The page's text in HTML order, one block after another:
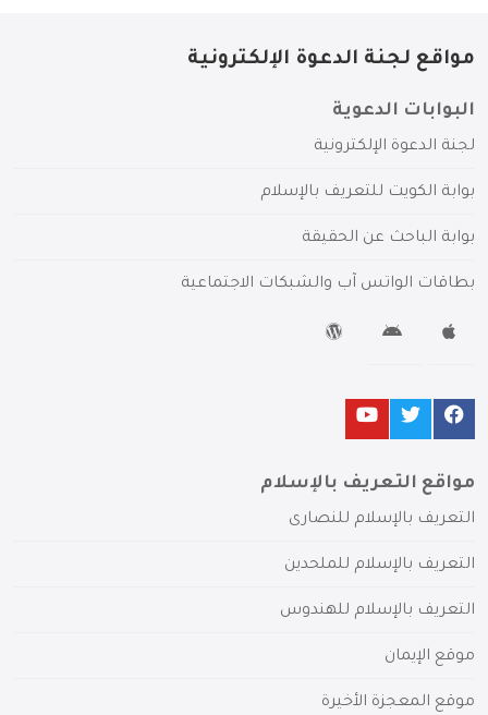
مواقع لجنة الدعوة الإلكترونية
البوابات الدعوية
لجنة الدعوة الإلكترونية
بوابة الكويت للتعريف بالإسلام
بوابة الباحث عن الحقيقة
بطاقات الواتس آب والشبكات الاجتماعية
مواقع التعريف بالإسلام
التعريف بالإسلام للنصارى
التعريف بالإسلام للملحدين
التعريف بالإسلام للهندوس
موقع الإيمان
موقع المعجزة الأخيرة